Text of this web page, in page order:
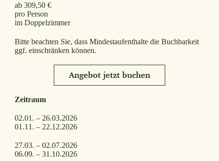
ab 309,50 €
pro Person
im Doppelzimmer
Bitte beachten Sie, dass Mindestaufenthalte die Buchbarkeit
ggf. einschränken können.
Angebot jetzt buchen
Zeitraum
02.01. – 26.03.2026
01.11. – 22.12.2026
27.03. – 02.07.2026
06.09. – 31.10.2026